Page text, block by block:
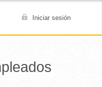
Iniciar sesión